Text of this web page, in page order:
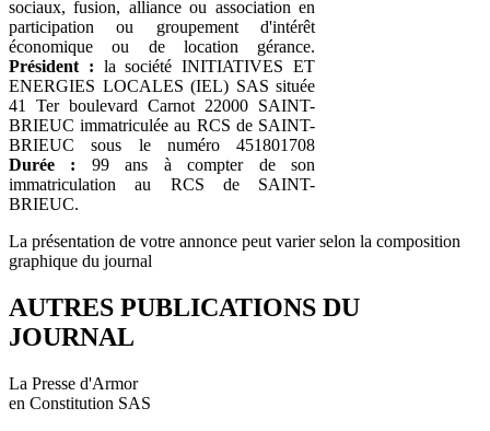
sociaux, fusion, alliance ou association en
participation ou groupement d'intérêt
économique ou de location gérance.
Président : la société INITIATIVES ET
ENERGIES LOCALES (IEL) SAS située
41 Ter boulevard Carnot 22000 SAINT-
BRIEUC immatriculée au RCS de SAINT-
BRIEUC sous le numéro 451801708
Durée : 99 ans à compter de son
immatriculation au RCS de SAINT-
BRIEUC.
La présentation de votre annonce peut varier selon la composition
graphique du journal
AUTRES PUBLICATIONS DU
JOURNAL
La Presse d'Armor
en Constitution SAS